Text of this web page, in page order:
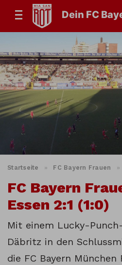
Dein FC
Startseite » FC Bayern Frauen »
FC Bayern
Essen 2:1 (1:0)
Mit einem Lucky-
Däbritz in den
die FC Bayern